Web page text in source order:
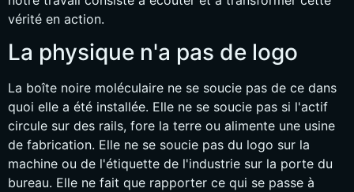
vérité en action.
La physique n'a pas de logo
La boîte noire moléculaire ne se soucie pas de ce dans
quoi elle a été installée. Elle ne se soucie pas si l'actif
circule sur des rails, fore la terre ou alimente une usine
de fabrication. Elle ne se soucie pas du logo sur la
machine ou de l'étiquette de l'industrie sur la porte du
bureau. Elle ne fait que rapporter ce qui se passe à